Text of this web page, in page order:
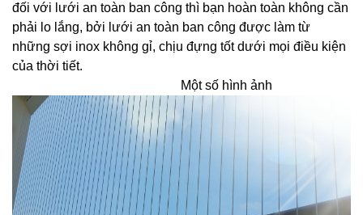
đối với lưới an toàn ban công thì bạn hoàn toàn không cần
phải lo lắng, bởi lưới an toàn ban công được làm từ
những sợi inox không gỉ, chịu đựng tốt dưới mọi điều kiện
của thời tiết.
Một số hình ảnh